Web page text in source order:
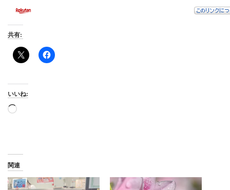
共有:
いいね:
読
関連